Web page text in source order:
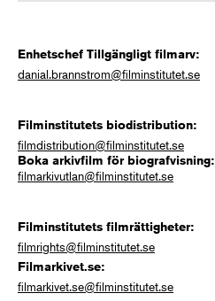
Enhetschef Tillgängligt filmarv:
danial.brannstrom@filminstitutet.se
Filminstitutets biodistribution:
filmdistribution@filminstitutet.se
Boka arkivfilm för biografvisning:
filmarkivutlan@filminstitutet.se
Filminstitutets filmrättigheter:
filmrights@filminstitutet.se
Filmarkivet.se:
filmarkivet.se@filminstitutet.se